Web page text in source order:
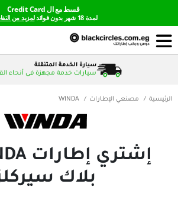
لمزيد من التفاصيل
سيارة الخدمة المتنقلة
سيارات خدمة مجهزة فى أنحاء القاهرة والجيزة
WINDA
إشتري إطارات WINDA من
بلاك سيركلز